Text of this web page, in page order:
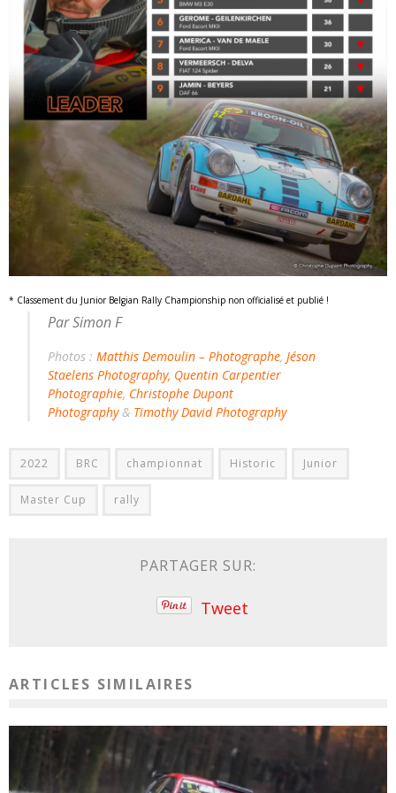
* Classement du Junior Belgian Rally Championship non officialisé et publié !
Par Simon F
Photos :Matthis Demoulin – Photographe,Jéson
Staelens Photography, Quentin Carpentier
Photographie, Christophe Dupont
Photography& Timothy David Photography
2022 BRC championnat Historic Junior
Master Cup rally
PARTAGER SUR:
Tweet
ARTICLES SIMILAIRES